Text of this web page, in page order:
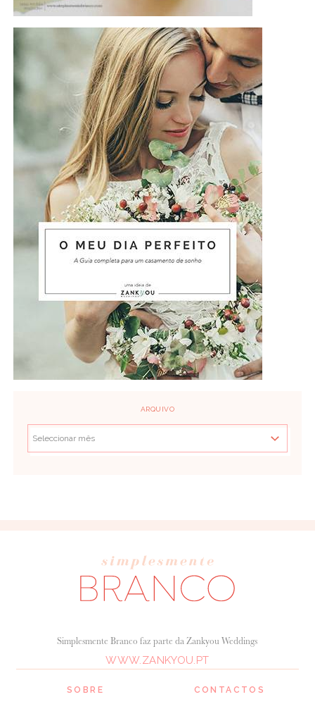
ARQUIVO
SOBRE
Simplesmente Branco faz parte da Zankyou Weddings
WWW.ZANKYOU.PT
CONTACTOS